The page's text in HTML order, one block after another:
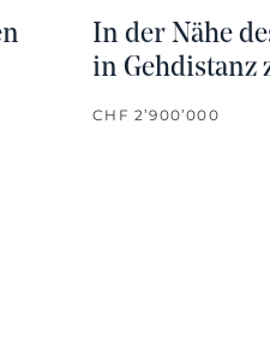
In der Nähe
in Gehdistanz
CHF 2’900’000